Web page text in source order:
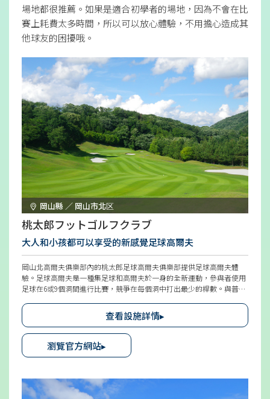
場地都很推薦。如果是適合初學者的場地，因為不會在比
賽上耗費太多時間，所以可以放心體驗，不用擔心造成其
他球友的困擾哦。
岡山縣 ／ 岡山市北区
桃太郎フットゴルフクラブ
大人和小孩都可以享受的新感覺足球高爾夫
岡山北高爾夫俱樂部內的桃太郎足球高爾夫俱樂部提供足球高爾夫體
驗。足球高爾夫是一種集足球和高爾夫於一身的全新運動，參與者使用
足球在6或9個洞間進行比賽，競爭在每個洞中打出最少的桿數。與普通
參與。
查看設施詳情▸
瀏覽官方網站▸